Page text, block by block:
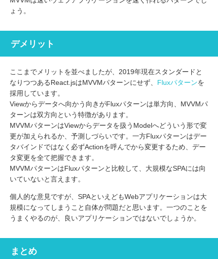
ょう。
デメリット
ここまでメリットを並べましたが、2019年現在スタンダードと
なりつつあるReact.jsはMVVMパターンにせず、 Fluxパターンを
採用しています。
Viewからデータへ向かう向きがFluxパターンは単方向、MVVMパ
ターンは双方向という特徴があります。
MVVMパターンはViewからデータを扱うModelへどういう形で変
更が加えられるか、予測しづらいです。一方Fluxパターンはデー
タバインドではなく必ずActionを呼んでから変更するため、デー
タ変更を全て把握できます。
MVVMパターンはFluxパターンと比較して、大規模なSPAには向
いていないと言えます。
個人的な意見ですが、SPAといえどもWebアプリケーションは大
規模になってしまうこと自体が問題だと思います。一つのことを
うまくやるのが、良いアプリケーションではないでしょうか。
まとめ